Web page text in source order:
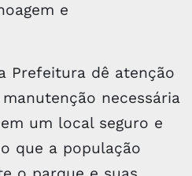
e
Prefeitura dê atenção
necessária
um local seguro e
que a população